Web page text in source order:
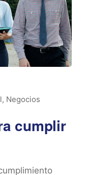
, Negocios
cumplir